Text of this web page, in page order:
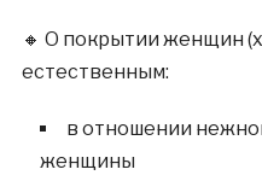
🔸 О покрытии женщин
естественным:
в отношении
женщины